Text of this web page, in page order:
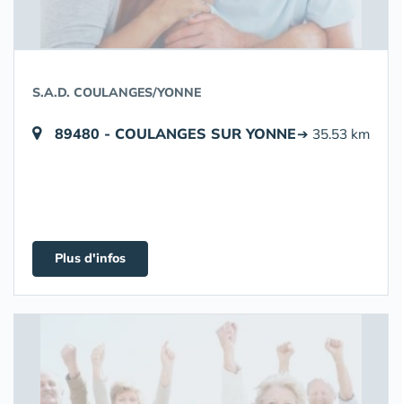
S.A.D. COULANGES/YONNE
89480 - COULANGES SUR YONNE➔ 35.53 km
Plus d'infos